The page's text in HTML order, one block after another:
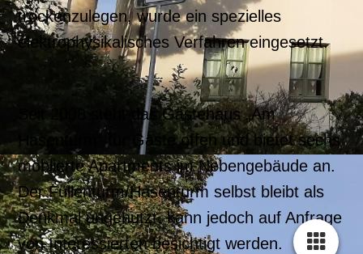
trockenzulegen, wurde ein spezielles
elektrophysikalisches Verfahren eingesetzt.
Seit 2008 steht das Gästehaus „Am
Hasenturm“ für Gäste offen und bietet sechs
möblierte Apartments im Nebengebäude an.
Der Füllenturm/Hasenturm selbst bleibt als
Denkmal ungenutzt, kann jedoch auf Anfrage
von Interessierten besichtigt werden.